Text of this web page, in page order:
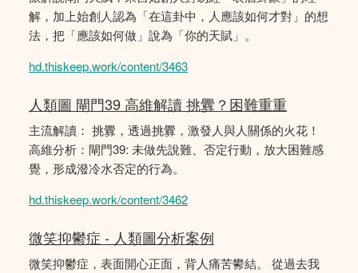
解，加上始創人認為「在這卦中，人應該如何才對」的想
法，把「應該如何做」說為「你的天賦」。
hd.thiskeep.work/content/3463
人類圖 閘門39 高維解讀 挑釁？困難重重
主流解讀： 挑釁，透過挑釁，激發人與人關係的火花！
高維分析：閘門39: 未做先說難、否定行動，放大困難感
覺，形成潑冷水否定的行為。
hd.thiskeep.work/content/3462
微笑抑鬱症 - 人類圖分析案例
微笑抑鬱症，表面開心正面，背人痛苦鬰結。 從過去我